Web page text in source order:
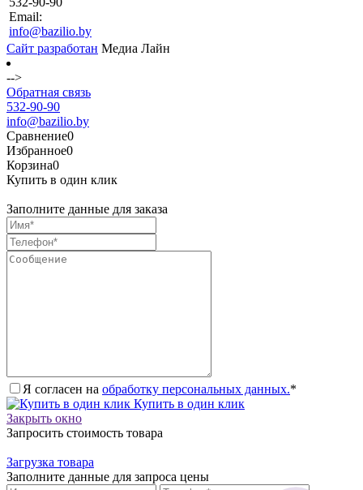
Email:
info@bazilio.by
Сайт разработан Медиа Лайн
-->
Обратная связь
532-90-90
info@bazilio.by
Сравнение0
Избранное0
Корзина0
Купить в один клик
Заполните данные для заказа
Я согласен на обработку персональных данных.*
Купить в один клик
Закрыть окно
Запросить стоимость товара
Загрузка товара
Заполните данные для запроса цены